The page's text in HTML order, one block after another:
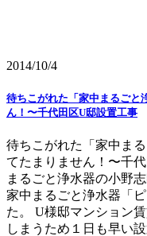
2014/10/4
待ちこがれた「家中まるごと
ん！〜千代田区U邸設置工事
待ちこがれた「家中ま
てたまりません！〜千
まるごと浄水器の小野
家中まるごと浄水器「
た。 U様邸マンション
しまうため１日も早い